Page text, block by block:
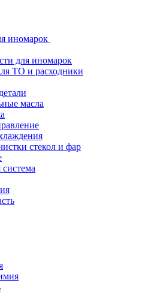
иномарок
для иномарок
ТО и расходники
масла
стекол и фар